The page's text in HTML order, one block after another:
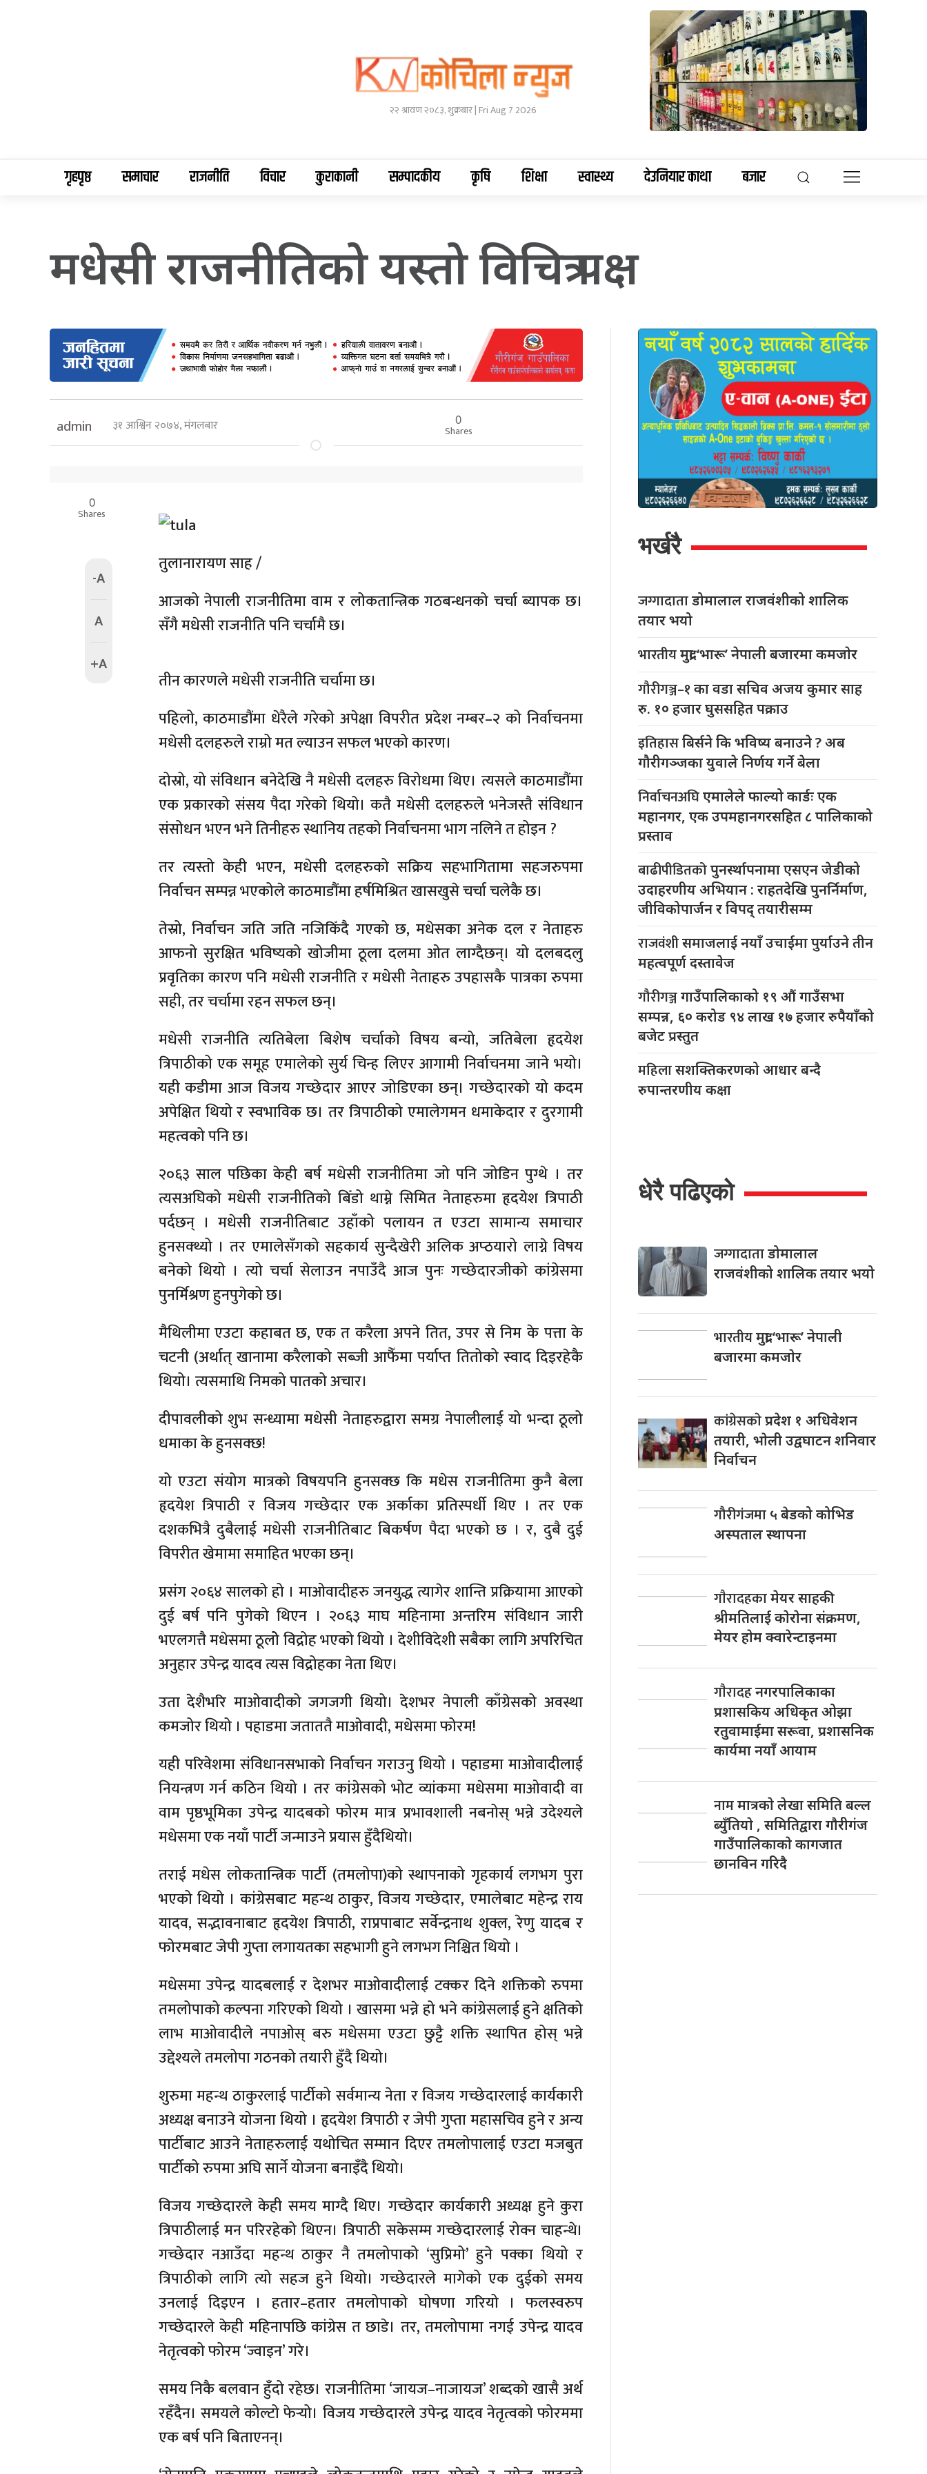
२२ श्रावण २०८३, शुक्रबार | Fri Aug 7 2026
गृहपृष्ठ समाचार राजनीति विचार कुराकानी सम्पादकीय कृषि शिक्षा स्वास्थ्य देउनियार काथा बजार
मधेसी राजनीतिको यस्तो विचित्र पक्ष
admin ३१ आश्विन २०७४, मंगलबार 0
Shares
0
Shares
-A
A
+A
तुलानारायण साह /
आजको नेपाली राजनीतिमा वाम र लोकतान्त्रिक गठबन्धनको चर्चा ब्यापक छ।
सँगै मधेसी राजनीति पनि चर्चामै छ।
तीन कारणले मधेसी राजनीति चर्चामा छ।
पहिलो, काठमाडौंमा धेरैले गरेको अपेक्षा विपरीत प्रदेश नम्बर–२ को निर्वाचनमा
मधेसी दलहरुले राम्रो मत ल्याउन सफल भएको कारण।
दोस्रो, यो संविधान बनेदेखि नै मधेसी दलहरु विरोधमा थिए। त्यसले काठमाडौंमा
एक प्रकारको संसय पैदा गरेको थियो। कतै मधेसी दलहरुले भनेजस्तै संविधान
संसोधन भएन भने तिनीहरु स्थानिय तहको निर्वाचनमा भाग नलिने त होइन ?
तर त्यस्तो केही भएन, मधेसी दलहरुको सक्रिय सहभागितामा सहजरुपमा
निर्वाचन सम्पन्न भएकोले काठमाडौंमा हर्षमिश्रित खासखुसे चर्चा चलेकै छ।
तेस्रो, निर्वाचन जति जति नजिकिँदै गएको छ, मधेसका अनेक दल र नेताहरु
आफनो सुरक्षित भविष्यको खोजीमा ठूला दलमा ओत लाग्दैछन्। यो दलबदलु
प्रवृतिका कारण पनि मधेसी राजनीति र मधेसी नेताहरु उपहासकै पात्रका रुपमा
सही, तर चर्चामा रहन सफल छन्।
मधेसी राजनीति त्यतिबेला बिशेष चर्चाको विषय बन्यो, जतिबेला हृदयेश
त्रिपाठीको एक समूह एमालेको सुर्य चिन्ह लिएर आगामी निर्वाचनमा जाने भयो।
यही कडीमा आज विजय गच्छेदार आएर जोडिएका छन्। गच्छेदारको यो कदम
अपेक्षित थियो र स्वभाविक छ। तर त्रिपाठीको एमालेगमन धमाकेदार र दुरगामी
महत्वको पनि छ।
२०६३ साल पछिका केही बर्ष मधेसी राजनीतिमा जो पनि जोडिन पुग्थे । तर
त्यसअघिको मधेसी राजनीतिको बिँडो थाम्ने सिमित नेताहरुमा हृदयेश त्रिपाठी
पर्दछन् । मधेसी राजनीतिबाट उहाँको पलायन त एउटा सामान्य समाचार
हुनसक्थ्यो । तर एमालेसँगको सहकार्य सुन्दैखेरी अलिक अप्ठयारो लाग्ने विषय
बनेको थियो । त्यो चर्चा सेलाउन नपाउँदै आज पुनः गच्छेदारजीको कांग्रेसमा
पुनर्मिश्रण हुनपुगेको छ।
मैथिलीमा एउटा कहाबत छ, एक त करैला अपने तित, उपर से निम के पत्ता के
चटनी (अर्थात् खानामा करैलाको सब्जी आफैँमा पर्याप्त तितोको स्वाद दिइरहेकै
थियो। त्यसमाथि निमको पातको अचार।
दीपावलीको शुभ सन्ध्यामा मधेसी नेताहरुद्वारा समग्र नेपालीलाई यो भन्दा ठूलो
धमाका के हुनसक्छ!
यो एउटा संयोग मात्रको विषयपनि हुनसक्छ कि मधेस राजनीतिमा कुनै बेला
हृदयेश त्रिपाठी र विजय गच्छेदार एक अर्काका प्रतिस्पर्धी थिए । तर एक
दशकभित्रै दुबैलाई मधेसी राजनीतिबाट बिकर्षण पैदा भएको छ । र, दुबै दुई
विपरीत खेमामा समाहित भएका छन्।
प्रसंग २०६४ सालको हो । माओवादीहरु जनयुद्ध त्यागेर शान्ति प्रक्रियामा आएको
दुई बर्ष पनि पुगेको थिएन । २०६३ माघ महिनामा अन्तरिम संविधान जारी
भएलगत्तै मधेसमा ठूलोे विद्रोह भएको थियो । देशीविदेशी सबैका लागि अपरिचित
अनुहार उपेन्द्र यादव त्यस विद्रोहका नेता थिए।
उता देशैभरि माओवादीको जगजगी थियो। देशभर नेपाली काँग्रेसको अवस्था
कमजोर थियो । पहाडमा जताततै माओवादी, मधेसमा फोरम!
यही परिवेशमा संविधानसभाको निर्वाचन गराउनु थियो । पहाडमा माओवादीलाई
नियन्त्रण गर्न कठिन थियो । तर कांग्रेसको भोट व्यांकमा मधेसमा माओवादी वा
वाम पृष्ठभूमिका उपेन्द्र यादबको फोरम मात्र प्रभावशाली नबनोस् भन्ने उदेश्यले
मधेसमा एक नयाँ पार्टी जन्माउने प्रयास हुँदैथियो।
तराई मधेस लोकतान्त्रिक पार्टी (तमलोपा)को स्थापनाको गृहकार्य लगभग पुरा
भएको थियो । कांग्रेसबाट महन्थ ठाकुर, विजय गच्छेदार, एमालेबाट महेन्द्र राय
यादव, सद्भावनाबाट हृदयेश त्रिपाठी, राप्रपाबाट सर्वेन्द्रनाथ शुक्ल, रेणु यादब र
फोरमबाट जेपी गुप्ता लगायतका सहभागी हुने लगभग निश्चित थियो ।
मधेसमा उपेन्द्र यादबलाई र देशभर माओवादीलाई टक्कर दिने शक्तिको रुपमा
तमलोपाको कल्पना गरिएको थियो । खासमा भन्ने हो भने कांग्रेसलाई हुने क्षतिको
लाभ माओवादीले नपाओस् बरु मधेसमा एउटा छुट्टै शक्ति स्थापित होस् भन्ने
उद्देश्यले तमलोपा गठनको तयारी हुँदै थियो।
शुरुमा महन्थ ठाकुरलाई पार्टीको सर्वमान्य नेता र विजय गच्छेदारलाई कार्यकारी
अध्यक्ष बनाउने योजना थियो । हृदयेश त्रिपाठी र जेपी गुप्ता महासचिव हुने र अन्य
पार्टीबाट आउने नेताहरुलाई यथोचित सम्मान दिएर तमलोपालाई एउटा मजबुत
पार्टीको रुपमा अघि सार्ने योजना बनाइँदै थियो।
विजय गच्छेदारले केही समय माग्दै थिए। गच्छेदार कार्यकारी अध्यक्ष हुने कुरा
त्रिपाठीलाई मन परिरहेको थिएन। त्रिपाठी सकेसम्म गच्छेदारलाई रोक्न चाहन्थे।
गच्छेदार नआउँदा महन्थ ठाकुर नै तमलोपाको ‘सुप्रिमो’ हुने पक्का थियो र
त्रिपाठीको लागि त्यो सहज हुने थियो। गच्छेदारले मागेको एक दुईको समय
उनलाई दिइएन । हतार–हतार तमलोपाको घोषणा गरियो । फलस्वरुप
गच्छेदारले केही महिनापछि कांग्रेस त छाडे। तर, तमलोपामा नगई उपेन्द्र यादव
नेतृत्वको फोरम ‘ज्वाइन’ गरे।
समय निकै बलवान हुँदो रहेछ। राजनीतिमा ‘जायज–नाजायज’ शब्दको खासै अर्थ
रहँदैन। समयले कोल्टो फेर्‍यो। विजय गच्छेदारले उपेन्द्र यादव नेतृत्वको फोरममा
एक बर्ष पनि बिताएनन्।
भर्खरै
जग्गादाताडोमालाल राजवंशीको शालिक
तयार भयो
भारतीयमुद्रा ‘भारू’ नेपाली बजारमा कमजाेर
गौरीगञ्ज–१का वडा सचिव अजय कुमार साह
रु. १० हजार घुससहित पक्राउ
इतिहासबिर्सने कि भविष्य बनाउने ? अब
गौरीगञ्जका युवाले निर्णय गर्ने बेला
निर्वाचनअघिएमालेले फाल्यो कार्डः एक
महानगर, एक उपमहानगरसहित ८ पालिकाको
प्रस्ताव
बाढीपीडितकोपुनर्स्थापनामा एसएन जेडीको
उदाहरणीय अभियान : राहतदेखि पुनर्निर्माण,
जीविकोपार्जन र विपद् तयारीसम्म
राजवंशीसमाजलाई नयाँ उचाईमा पुर्याउने तीन
महत्वपूर्ण दस्तावेज
गौरीगञ्जगाउँपालिकाको १९ औं गाउँसभा
सम्पन्न, ६० करोड ९४ लाख १७ हजार रुपैयाँको
बजेट प्रस्तुत
महिलासशक्तिकरणको आधार बन्दै
रुपान्तरणीय कक्षा
धेरै पढिएको
जग्गादाताडोमालाल
राजवंशीको शालिक तयार भयो
भारतीयमुद्रा ‘भारू’ नेपाली
बजारमा कमजाेर
कांग्रेसकाेप्रदेश १ अधिवेशन
तयारी, भाेली उद्वघाटन शनिवार
निर्वाचन
गौरीगंजमा ५ बेडको कोभिड
अस्पताल स्थापना
गाैरादहकामेयर साहकी
श्रीमतिलाई काेराेना संक्रमण,
मेयर हाेम क्वारेन्टाइनमा
गाैरादहनगरपालिकाका
प्रशासकिय अधिकृत ओझा
रतुवामाईमा सरूवा, प्रशासनिक
कार्यमा नयाँ आयाम
नाममात्रकाे लेखा समिति बल्ल
ब्युँतियाे , समितिद्वारा गाैरीगंज
गाउँपालिकाकाे कागजात
छानविन गरिदै